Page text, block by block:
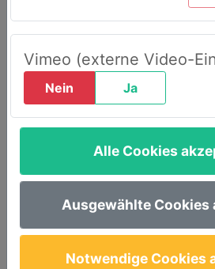
Klicken Sie oben rechts
„LOGIN AWS+“.
Geben Sie dort Ihre E-
ein.
Wählen Sie die Option
vergessen“.
Sie erhalten umgehend
einem Link, um ein
festzulegen.
Anschließend steht
wie gewohnt – nun im
Vimeo (externe Video-
Nein Ja
Alle Cookies
Ausgewählte Cookies
Notwendige Cookies